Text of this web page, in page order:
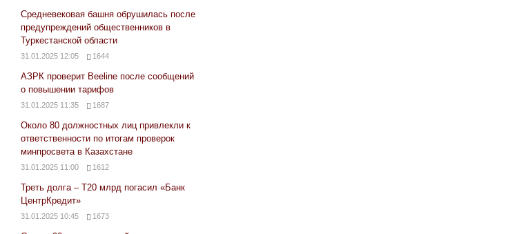
Средневековая башня обрушилась после
предупреждений общественников в
Туркестанской области
31.01.2025 12:05 1644
АЗРК проверит Beeline после сообщений
о повышении тарифов
31.01.2025 11:35 1687
Около 80 должностных лиц привлекли к
ответственности по итогам проверок
минпросвета в Казахстане
31.01.2025 11:00 1612
Треть долга – Т20 млрд погасил «Банк
ЦентрКредит»
31.01.2025 10:45 1673